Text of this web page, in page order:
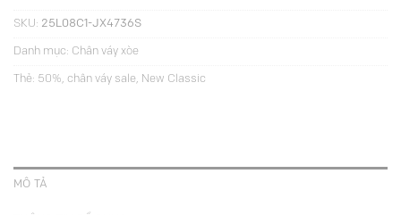
SKU: 25L08C1-JX4736S
Danh mục: Chân váy xòe
Thẻ: 50%, chân váy sale, New Classic
MÔ TẢ